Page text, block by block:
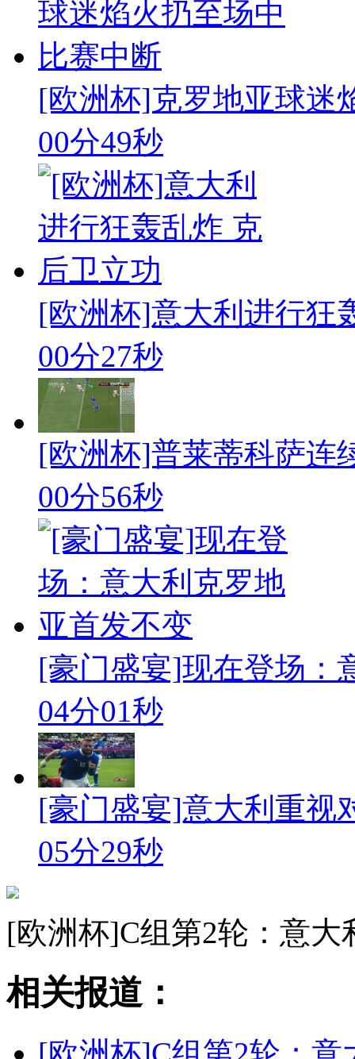
[欧洲杯]克罗地亚球迷
00分49秒
[欧洲杯]意大利进行狂
00分27秒
[欧洲杯]普莱蒂科萨连
00分56秒
[豪门盛宴]现在登场：
04分01秒
[豪门盛宴]意大利重视
05分29秒
[欧洲杯]C组第2轮：意大
相关报道：